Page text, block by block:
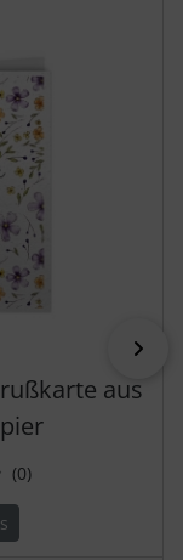
aus
(0Bewertungen
)